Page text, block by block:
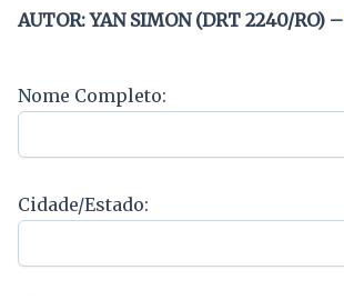
AUTOR: YAN SIMON (DRT 2240/RO) –
Nome Completo:
Cidade/Estado: